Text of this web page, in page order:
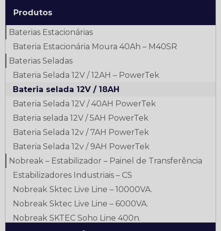
Produtos
Baterias Estacionárias
Bateria Estacionária Moura 40Ah – M40SR
Baterias Seladas
Bateria Selada 12V / 12AH – PowerTek
Bateria selada 12V / 18AH
Bateria Selada 12V / 40AH PowerTek
Bateria selada 12V / 5AH PowerTek
Bateria Selada 12v / 7AH PowerTek
Bateria Selada 12v / 9AH PowerTek
Nobreak – Estabilizador – Painel de Transferência
Estabilizadores Industriais – CS
Nobreak Sktec Live Line – 10000VA.
Nobreak Sktec Live Line – 6000VA.
Nobreak SKTEC Soho Line 400n.